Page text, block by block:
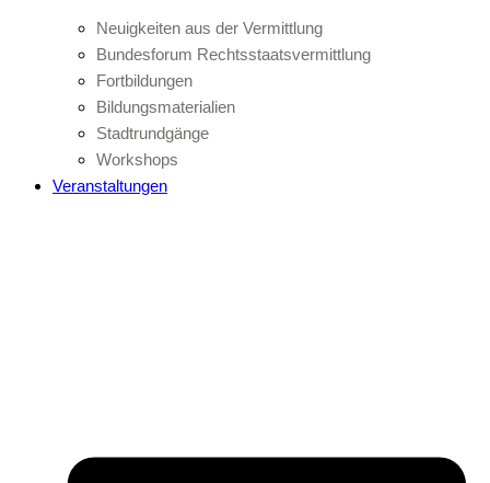
Neuigkeiten aus der Vermittlung
Bundesforum Rechtsstaatsvermittlung
Fortbildungen
Bildungsmaterialien
Stadtrundgänge
Workshops
Veranstaltungen